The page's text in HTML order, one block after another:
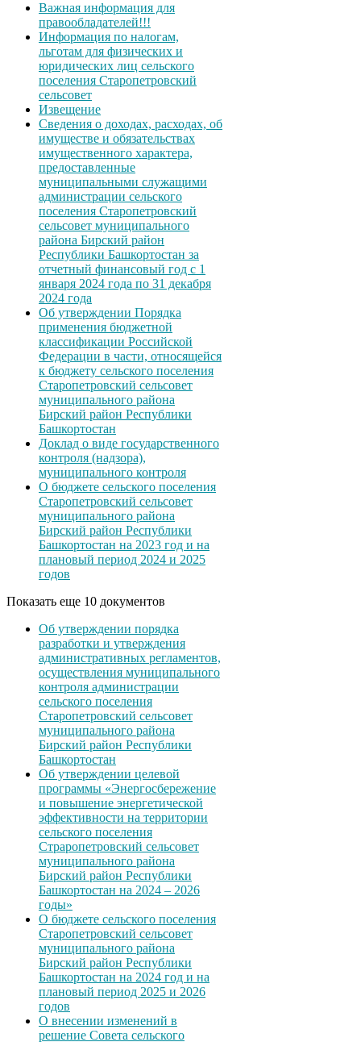
Важная информация для
правообладателей!!!
Информация по налогам,
льготам для физических и
юридических лиц сельского
поселения Старопетровский
сельсовет
Извещение
Сведения о доходах, расходах, об
имуществе и обязательствах
имущественного характера,
предоставленные
муниципальными служащими
администрации сельского
поселения Старопетровский
сельсовет муниципального
района Бирский район
Республики Башкортостан за
отчетный финансовый год с 1
января 2024 года по 31 декабря
2024 года
Об утверждении Порядка
применения бюджетной
классификации Российской
Федерации в части, относящейся
к бюджету сельского поселения
Старопетровский сельсовет
муниципального района
Бирский район Республики
Башкортостан
Доклад о виде государственного
контроля (надзора),
муниципального контроля
О бюджете сельского поселения
Старопетровский сельсовет
муниципального района
Бирский район Республики
Башкортостан на 2023 год и на
плановый период 2024 и 2025
годов
Показать еще 10 документов
Об утверждении порядка
разработки и утверждения
административных регламентов,
осуществления муниципального
контроля администрации
сельского поселения
Старопетровский сельсовет
муниципального района
Бирский район Республики
Башкортостан
Об утверждении целевой
программы «Энергосбережение
и повышение энергетической
эффективности на территории
сельского поселения
Страропетровский сельсовет
муниципального района
Бирский район Республики
Башкортостан на 2024 – 2026
годы»
О бюджете сельского поселения
Старопетровский сельсовет
муниципального района
Бирский район Республики
Башкортостан на 2024 год и на
плановый период 2025 и 2026
годов
О внесении изменений в
решение Совета сельского